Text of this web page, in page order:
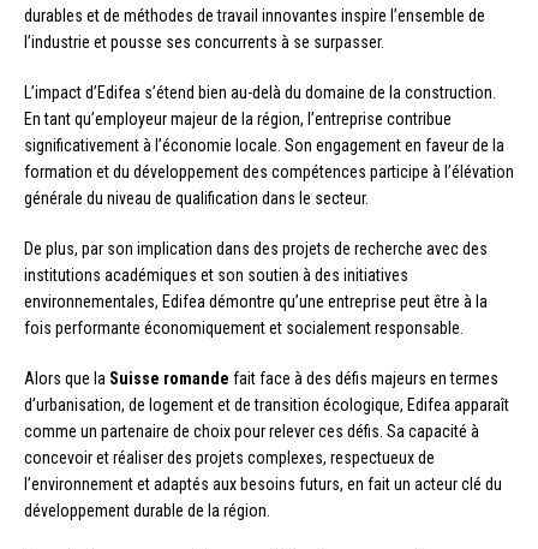
durables et de méthodes de travail innovantes inspire l’ensemble de
l’industrie et pousse ses concurrents à se surpasser.
L’impact d’Edifea s’étend bien au-delà du domaine de la construction.
En tant qu’employeur majeur de la région, l’entreprise contribue
significativement à l’économie locale. Son engagement en faveur de la
formation et du développement des compétences participe à l’élévation
générale du niveau de qualification dans le secteur.
De plus, par son implication dans des projets de recherche avec des
institutions académiques et son soutien à des initiatives
environnementales, Edifea démontre qu’une entreprise peut être à la
fois performante économiquement et socialement responsable.
Alors que la Suisse romande fait face à des défis majeurs en termes
d’urbanisation, de logement et de transition écologique, Edifea apparaît
comme un partenaire de choix pour relever ces défis. Sa capacité à
concevoir et réaliser des projets complexes, respectueux de
l’environnement et adaptés aux besoins futurs, en fait un acteur clé du
développement durable de la région.